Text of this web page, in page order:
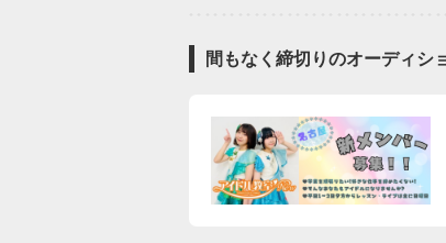
間もなく締切りのオーディシ